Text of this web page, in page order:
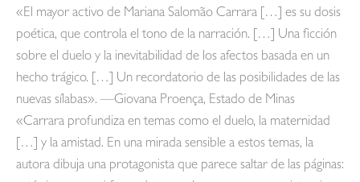
«El mayor activo de Mariana Salomão Carrara […] es su dosis
poética, que controla el tono de la narración. […] Una ficción
sobre el duelo y la inevitabilidad de los afectos basada en un
hecho trágico. […] Un recordatorio de las posibilidades de las
nuevas sílabas». —Giovana Proença, Estado de Minas
«Carrara profundiza en temas como el duelo, la maternidad
[…] y la amistad. En una mirada sensible a estos temas, la
autora dibuja una protagonista que parece saltar de las páginas: